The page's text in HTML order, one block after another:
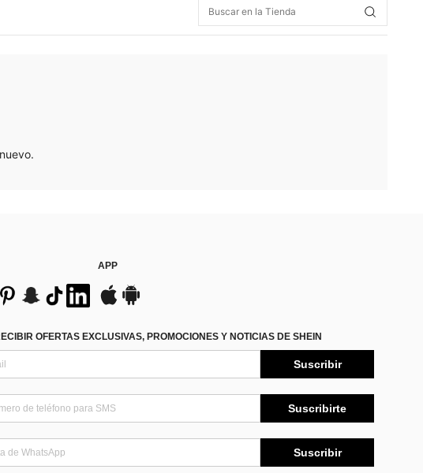
APP
OFERTAS EXCLUSIVAS, PROMOCIONES Y NOTICIAS DE SHEIN
Suscribir
Suscribirte
Suscribir